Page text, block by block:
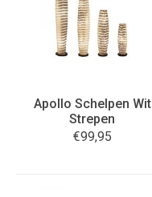
Apollo Schelpen Wit
Strepen
€99,95